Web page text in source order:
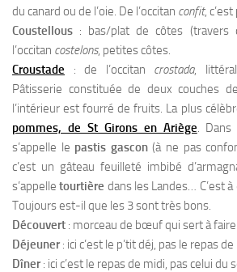
du canard ou de l’oie. De l’occitan confit,
Coustellous : bas/plat de côtes (travers
l’occitan costelons, petites côtes.
Croustade : de l’occitan crostada,
Pâtisserie constituée de deux couches
l’intérieur est fourré de fruits. La plus
pommes, de St Girons en Ariège. Dans
s’appelle le pastis gascon(à ne pas
c’est un gâteau feuilleté imbibé
s’appelletourtière dans les Landes… C’est
Toujours est-il que les 3 sont très bons.
Découvert : morceau de bœuf qui sert à faire
Déjeuner: ici c’est le p’tit déj, pas le repas
Dîner: ici c’est le repas de midi, pas celui du